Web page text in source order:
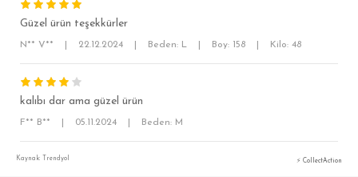
RELAX FİT
Güzel ürün teşekkürler
N** V** 22.12.2024 Beden: L Boy: 158 Kilo: 48
kalıbı dar ama güzel ürün
F** B** 05.11.2024 Beden: M
Kaynak: Trendyol ⚡ CollectAction